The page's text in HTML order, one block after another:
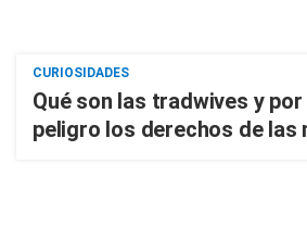
CURIOSIDADES
Qué son las tradwives y por
peligro los derechos de las